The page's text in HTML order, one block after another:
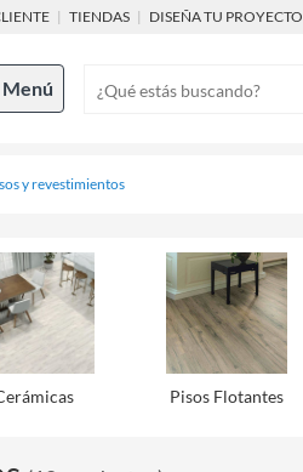
| TIENDAS | DISEÑA TU PROYECTO
Menú
y revestimientos
Pisos Flotantes